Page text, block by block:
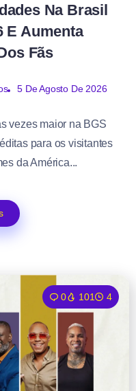
Na Brasil
E Aumenta
Fãs
5 De Agosto De 2026
vezes maior na BGS
para os visitantes
da América...
0 101 4